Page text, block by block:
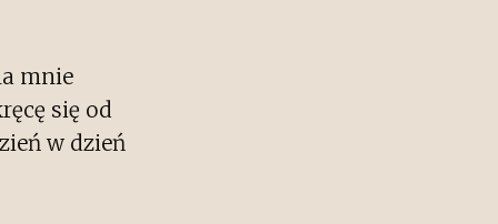
mnie
się od
w dzień